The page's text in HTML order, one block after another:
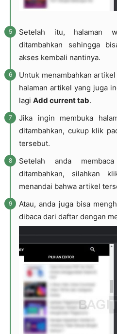
Setelah itu, halaman
ditambahkan sehingga
akses kembali nantinya.
Untuk menambahkan
halaman artikel yang juga
lagi Add current tab.
Jika ingin membuka
ditambahkan, cukup klik
tersebut.
Setelah anda
ditambahkan, silahkan
menandai bahwa artikel
Atau, anda juga bisa
dibaca dari daftar dengan